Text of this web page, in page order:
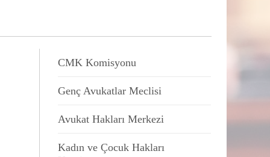
CMK Komisyonu
Genç Avukatlar Meclisi
Avukat Hakları Merkezi
Kadın ve Çocuk Hakları